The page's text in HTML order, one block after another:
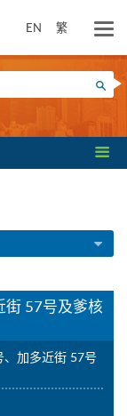
EN 繁
搜寻
街 57号及爹核
加多近街 57号